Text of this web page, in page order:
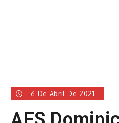
6 De Abril De 2021